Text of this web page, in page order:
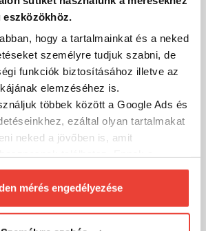
hogy a tartalmainkat és a neked
személyre tudjuk szabni, de
funkciók biztosításához illetve az
elemzéséhez is.
többek között a Google Ads és
ezáltal olyan tartalmakat
neked a jövőben is, amit
kérünk, hogy engedd meg
mérés használatát.
semmilyen formában nem fogunk
mérés engedélyezése
DUO bottartó